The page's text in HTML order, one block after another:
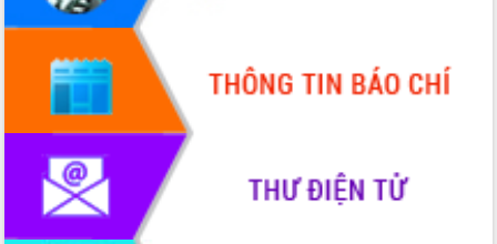
LIÊN KẾT WEB